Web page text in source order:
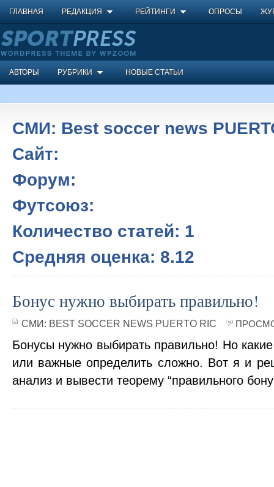
ГЛАВНАЯ РЕДАКЦИЯ РЕЙТИНГИ ОПРОСЫ
АВТОРЫ РУБРИКИ НОВЫЕ СТАТЬИ
СМИ: Best soccer news
Сайт:
Форум:
Футсоюз:
Количество статей: 1
Средняя оценка: 8.12
Бонус нужно выбирать правильно!
СМИ: BEST SOCCER NEWS PUERTO RIC
Бонусы нужно выбирать правильно! Но
или важные определить сложно. Вот я и
анализ и вывести теорему “правильного